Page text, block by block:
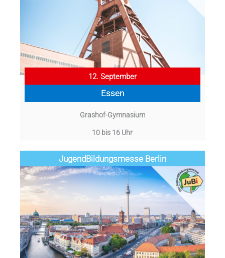
12. September
Essen
Grashof-Gymnasium
10 bis 16 Uhr
Jugend­­­­­Bildungsmess­e Berlin